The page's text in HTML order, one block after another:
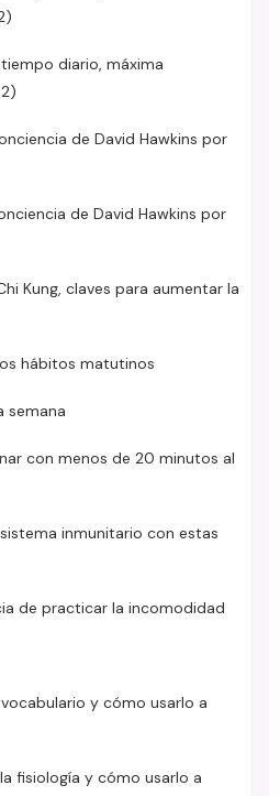
diario, máxima
de David Hawkins por
de David Hawkins por
Kung, claves para aumentar la
hábitos matutinos
semana
con menos de 20 minutos al
inmunitario con estas
de practicar la incomodidad
y cómo usarlo a
fisiología y cómo usarlo a